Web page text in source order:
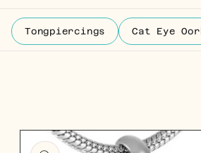
Tongpiercings Cat Eye
direct naar